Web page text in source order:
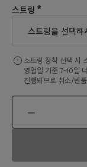
스트링 *
스트링을 선택하
스트링 장착 선택 시
영업일 기준 7~10일
진행되므로 취소/반